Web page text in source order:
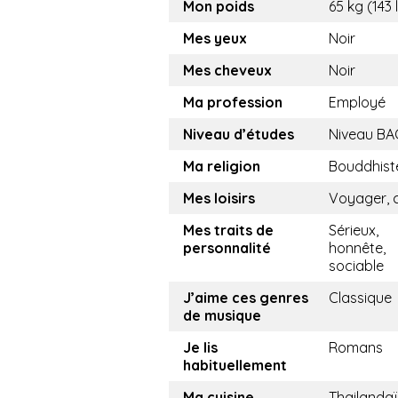
Mon poids
65 kg (143
Mes yeux
Noir
Mes cheveux
Noir
Ma profession
Employé
Niveau d’études
Niveau
Ma religion
Mes loisirs
Voyager,
Mes traits de
personnalité
Sérieux,
honnête,
sociable
J’aime ces genres
de musique
Classique
Je lis
habituellement
Romans